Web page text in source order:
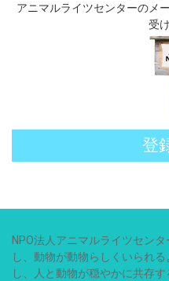
アニマルライツセンターのメ
受
登
NPO法人アニマルライツセン
し、動物が動物らしくいられ
し、人と動物が穏やかに共存